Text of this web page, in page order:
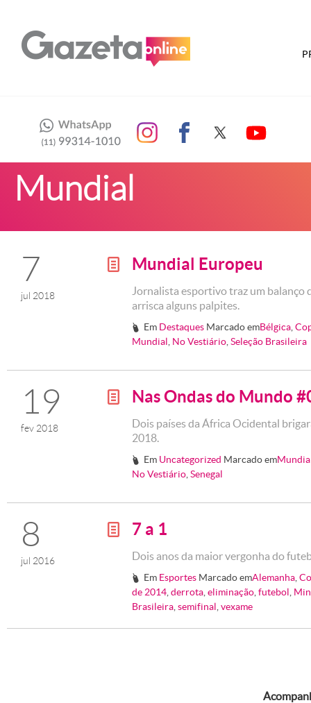
Mundial
7
jul 2018
g Mundial Europeu
Jornalista esportivo traz um balanço
arrisca alguns palpites.
# Em Destaques Marcado emBélgica ,
Mundial No Vestiário Seleção Brasileira
19
fev 2018
g Nas Ondas do Mundo
Dois países da África Ocidental
2018.
# Em Uncategorized Marcado em
No Vestiário Senegal
8
jul 2016
g 7 a 1
Dois anos da maior vergonha do
# Em Esportes Marcado emAlemanha ,
de 2014 derrota eliminação futebol
Brasileira semifinal vexame